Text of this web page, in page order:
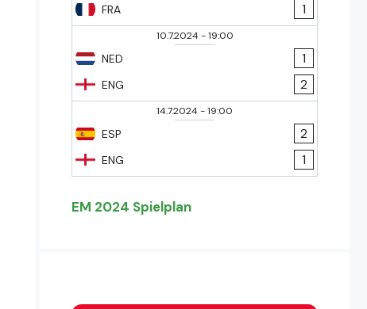
FRA
1
10.7.2024-19:00
NED
ENG
1
2
14.7.2024-19:00
ESP
ENG
2
1
EM 2024 Spielplan